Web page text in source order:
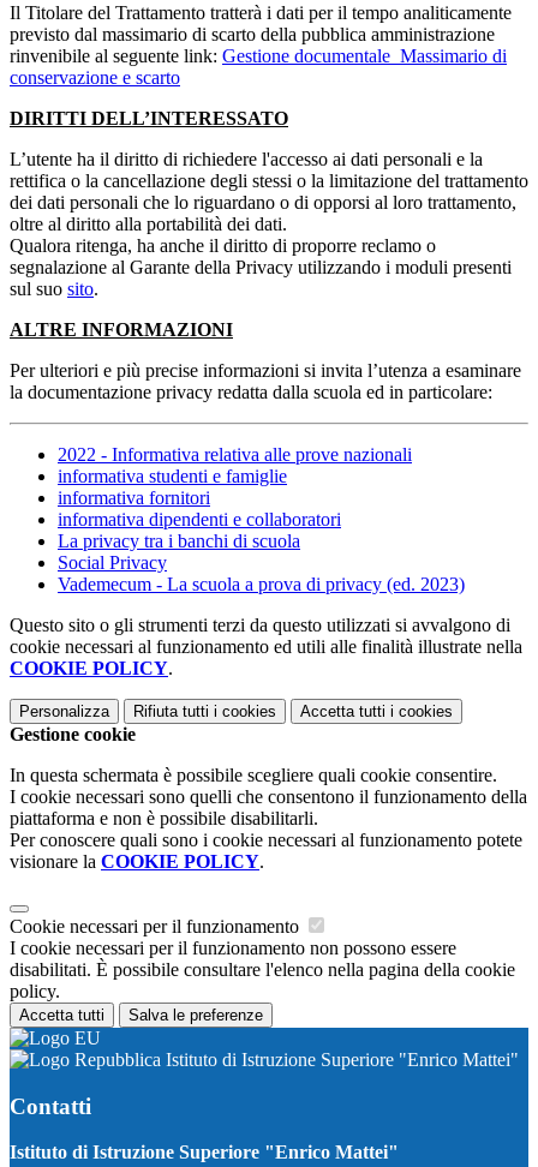
Il Titolare del Trattamento tratterà i dati per il tempo analiticamente
previsto dal massimario di scarto della pubblica amministrazione
rinvenibile al seguente link: Gestione documentale_Massimario di
conservazione e scarto
DIRITTI DELL’INTERESSATO
L’utente ha il diritto di richiedere l'accesso ai dati personali e la
rettifica o la cancellazione degli stessi o la limitazione del trattamento
dei dati personali che lo riguardano o di opporsi al loro trattamento,
oltre al diritto alla portabilità dei dati.
Qualora ritenga, ha anche il diritto di proporre reclamo o
segnalazione al Garante della Privacy utilizzando i moduli presenti
sul suo sito.
ALTRE INFORMAZIONI
Per ulteriori e più precise informazioni si invita l’utenza a esaminare
la documentazione privacy redatta dalla scuola ed in particolare:
2022 - Informativa relativa alle prove nazionali
informativa studenti e famiglie
informativa fornitori
informativa dipendenti e collaboratori
La privacy tra i banchi di scuola
Social Privacy
Vademecum - La scuola a prova di privacy (ed. 2023)
Questo sito o gli strumenti terzi da questo utilizzati si avvalgono di
cookie necessari al funzionamento ed utili alle finalità illustrate nella
COOKIE POLICY.
Personalizza Rifiuta tutti i cookies Accetta tutti i cookies
Gestione cookie
In questa schermata è possibile scegliere quali cookie consentire.
I cookie necessari sono quelli che consentono il funzionamento della
piattaforma e non è possibile disabilitarli.
Per conoscere quali sono i cookie necessari al funzionamento potete
visionare la COOKIE POLICY.
Cookie necessari per il funzionamento
I cookie necessari per il funzionamento non possono essere
disabilitati. È possibile consultare l'elenco nella pagina della cookie
policy.
Accetta tutti Salva le preferenze
Istituto di Istruzione Superiore "Enrico Mattei"
Contatti
Istituto di Istruzione Superiore "Enrico Mattei"